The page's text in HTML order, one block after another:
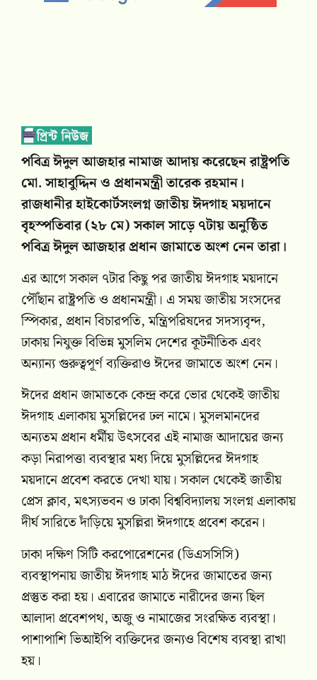
পবিত্র ঈদুল আজহার নামাজ আদায় করেছেন রাষ্ট্রপতি
মো. সাহাবুদ্দিন ও প্রধানমন্ত্রী তারেক রহমান।
রাজধানীর হাইকোর্টসংলগ্ন জাতীয় ঈদগাহ ময়দানে
বৃহস্পতিবার (২৮ মে) সকাল সাড়ে ৭টায় অনুষ্ঠিত
পবিত্র ঈদুল আজহার প্রধান জামাতে অংশ নেন তারা।
এর আগে সকাল ৭টার কিছু পর জাতীয় ঈদগাহ ময়দানে
পৌঁছান রাষ্ট্রপতি ও প্রধানমন্ত্রী। এ সময় জাতীয় সংসদের
স্পিকার, প্রধান বিচারপতি, মন্ত্রিপরিষদের সদস্যবৃন্দ,
ঢাকায় নিযুক্ত বিভিন্ন মুসলিম দেশের কূটনীতিক এবং
অন্যান্য গুরুত্বপূর্ণ ব্যক্তিরাও ঈদের জামাতে অংশ নেন।
ঈদের প্রধান জামাতকে কেন্দ্র করে ভোর থেকেই জাতীয়
ঈদগাহ এলাকায় মুসল্লিদের ঢল নামে। মুসলমানদের
অন্যতম প্রধান ধর্মীয় উৎসবের এই নামাজ আদায়ের জন্য
কড়া নিরাপত্তা ব্যবস্থার মধ্য দিয়ে মুসল্লিদের ঈদগাহ
ময়দানে প্রবেশ করতে দেখা যায়। সকাল থেকেই জাতীয়
প্রেস ক্লাব, মৎস্যভবন ও ঢাকা বিশ্ববিদ্যালয় সংলগ্ন এলাকায়
দীর্ঘ সারিতে দাঁড়িয়ে মুসল্লিরা ঈদগাহে প্রবেশ করেন।
ঢাকা দক্ষিণ সিটি করপোরেশনের (ডিএসসিসি)
ব্যবস্থাপনায় জাতীয় ঈদগাহ মাঠ ঈদের জামাতের জন্য
প্রস্তুত করা হয়। এবারের জামাতে নারীদের জন্য ছিল
আলাদা প্রবেশপথ, অজু ও নামাজের সংরক্ষিত ব্যবস্থা।
পাশাপাশি ভিআইপি ব্যক্তিদের জন্যও বিশেষ ব্যবস্থা রাখা
হয়।